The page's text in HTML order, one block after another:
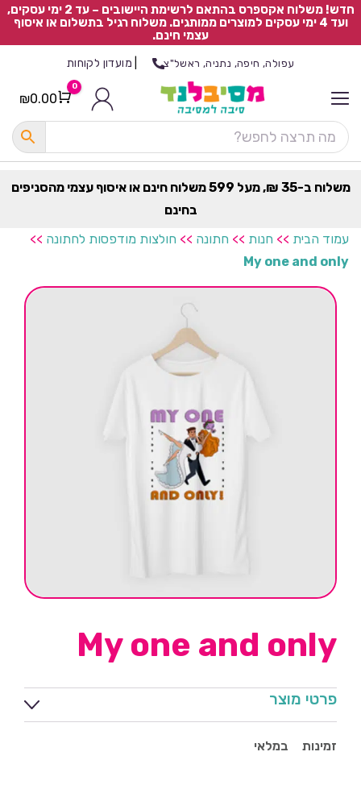
חדש! משלוח אקספרס בהתאם לרשימת היישובים – עד 2 ימי עסקים,
ועד 4 ימי עסקים למוצרים ממותגים. משלוח רגיל בתשלום או איסוף
עצמי חינם.
עפולה, חיפה, נתניה, ראשל"צ מועדון לקוחות
Cart
0
₪0.00
משלוח ב-35 ₪, מעל 599 משלוח חינם או איסוף עצמי מהסניפים
בחינם
עמוד הבית >> חנות >> חתונה >> חולצות מודפסות לחתונה >>
My one and only
My one and only
פרטי מוצר
זמינות במלאי